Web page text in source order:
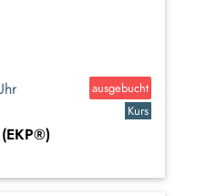
ausgebucht
Kurs